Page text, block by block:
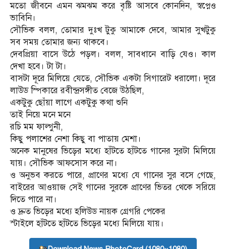
মতো জীবনে এমন ঝমঝম করে বৃষ্টি আসবে কোনদিন, স্বপ্নেও
ভাবিনি।
সৌভিক বলল, তোমার দুঃখ টুকু আমাকে দেবে, আমার সুখটুকু
সব সময় তোমার জন্য থাকবে।
দেবপ্রিয়া বাসে উঠে পড়ল। বলল, সাবধানে বাড়ি যেও। কাল
দেখা হবে। টা টা।
বাসটা দূরে মিলিয়ে যেতে, সৌভিক একটা সিগারেট ধরালো। দূরে
লাউড স্পিকারে রবীন্দ্রসঙ্গীত বেজে উঠছিল,
একটুকু ছোঁয়া লাগে একটুকু কথা শুনি
তাই নিয়ে মনে মনে
রচি মম ফাল্গুনী,
কিছু পলাশের নেশা কিছু বা পাতায় মেশা।
অনেক মানুষের ভিড়ের মধ্যে হাঁটতে হাঁটতে গানের সুরটা মিলিয়ে
যায়। সৌভিক আফসোস করে না।
ও অনুভব করতে পারে, প্রাণের মধ্যে যে গানের সুর বসে গেছে,
বাইরের আওয়াজ সেই গানের সুরকে প্রাণের ভিতর থেকে সরিয়ে
দিতে পারে না।
ও দ্রুত ভিড়ের মধ্যে হলিউড নায়ক গ্রেগরি পেকের
স্টাইলে হাঁটতে হাঁটতে ভিড়ের মধ্যে মিলিয়ে যায়।